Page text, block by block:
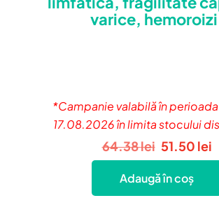
varice,
*Campanie valabilă în
17.08.2026 în limita stocului
64.38lei Prețul
inițial
a
fost:
51.50 lei
Adaugă în coș